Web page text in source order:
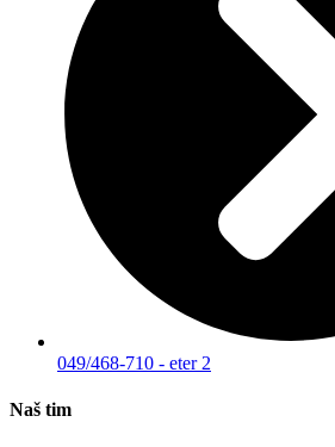
049/468-710 - eter 2
Naš tim